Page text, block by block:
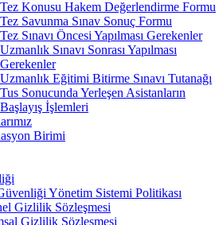
Tez Konusu Hakem Değerlendirme Formu
Tez Savunma Sınav Sonuç Formu
Tez Sınavı Öncesi Yapılması Gerekenler
Uzmanlık Sınavı Sonrası Yapılması
Gerekenler
Uzmanlık Eğitimi Bitirme Sınavı Tutanağı
Tus Sonucunda Yerleşen Asistanların
Başlayış İşlemleri
Birimi
Yönetim Sistemi Politikası
Gizlilik Sözleşmesi
Gizlilik Sözleşmesi